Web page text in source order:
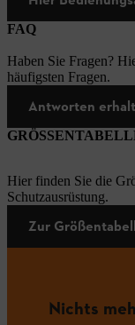
FAQ
Haben Sie Fragen?
häufigsten Fragen.
Antworten
Hier finden Sie die
Schutzausrüstung.
Zur
Nichts